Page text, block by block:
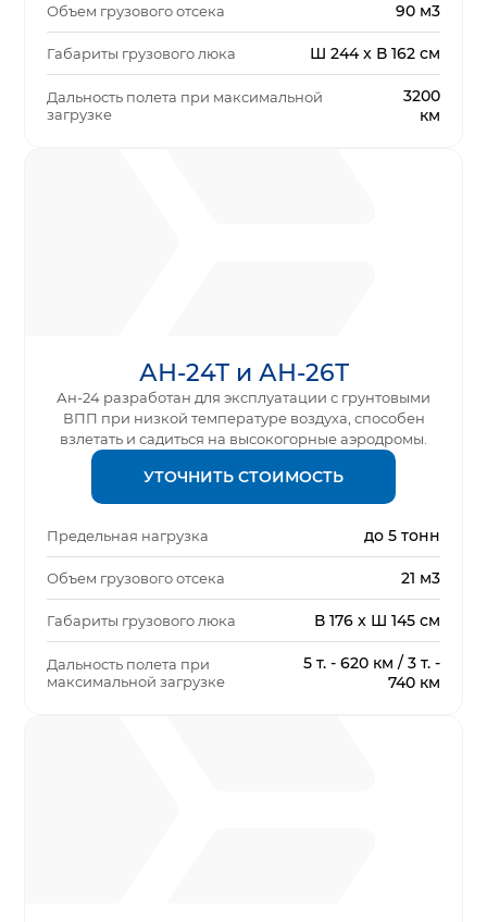
Объем грузового отсека 90 м3
Габариты грузового люка Ш 244 x В 162 см
Дальность полета при максимальной
загрузке
3200
км
АН-24Т и АН-26Т
Ан-24 разработан для эксплуатации с грунтовыми
ВПП при низкой температуре воздуха, способен
взлетать и садиться на высокогорные аэродромы.
УТОЧНИТЬ СТОИМОСТЬ
Предельная нагрузка до 5 тонн
Объем грузового отсека 21 м3
Габариты грузового люка В 176 x Ш 145 см
Дальность полета при
максимальной загрузке
5 т. - 620 км / 3 т. -
740 км